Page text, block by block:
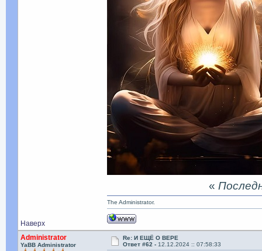
Наверх
«
The Administrator.
Administrator
YaBB Administrator
Re: И ЕЩЁ О ВЕРЕ
Ответ #62 - 12.12.2024 :: 07:58:33